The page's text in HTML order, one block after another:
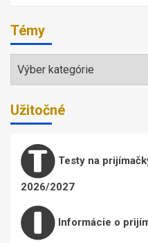
Témy
Témy
Užitočné
Testy na
2026/2027
Informácie o